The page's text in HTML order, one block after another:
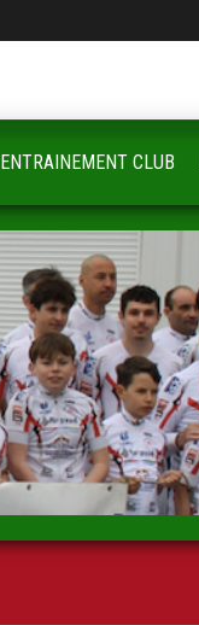
ENTRAINEMENT CLUB